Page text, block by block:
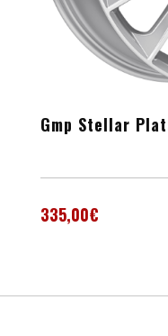
Gmp Stellar
335,00€